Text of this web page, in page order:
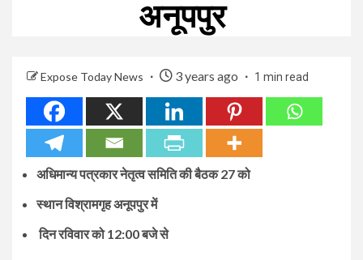
अनूपपुर
Expose Today News 3 years ago 1 min read
अधिमान्य पत्रकार नेतृत्व समिति की बैठक 27 को
स्थान विश्रामगृह अनूपपुर में
दिन रविवार को 12:00 बजे से